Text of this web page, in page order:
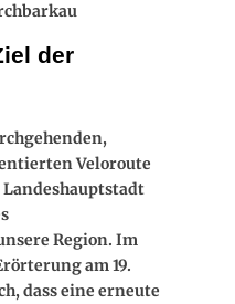
der
Veloroute
Region. Im
am 19.
dass eine erneute